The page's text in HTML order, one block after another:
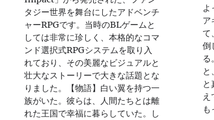
タジー世界を舞台にしたアドベンチ
ャーRPGです。当時のBLゲームと
しては非常に珍しく、本格的なコマ
ンド選択式RPGシステムを取り入
れており、その美麗なビジュアルと
壮大なストーリーで大きな話題とな
りました。【物語】白い翼を持つ一
族がいた。彼らは、人間たちとは離
れた王国で幸福に暮らしていた。し
よ
ア
て
倒
る
と
と
も